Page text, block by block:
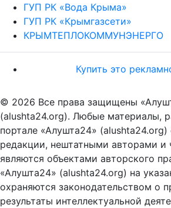
ГУП РК «Вода Крыма»
ГУП РК «Крымгазсети»
КРЫМТЕПЛОКОММУНЭНЕРГО
Купить это
© 2026 Все права защищены
(alushta24.org). Любые материалы,
портале «Алушта24» (alushta24.org)
редакции, нештатными авторами и
являются объектами авторского
«Алушта24» (alushta24.org) на
охраняются законодательством о
результаты интеллектуальной